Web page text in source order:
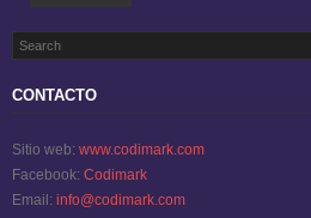
CONTACTO
Sitio web: www.codimark.com
Facebook: Codimark
Email: info@codimark.com